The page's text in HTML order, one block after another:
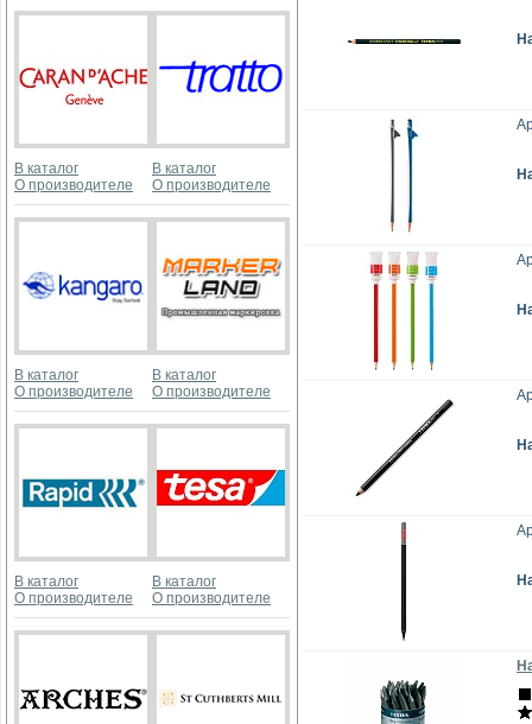
В каталог
О производителе
В каталог
О производителе
В каталог
О производителе
В каталог
О производителе
В каталог
О производителе
В каталог
О производителе